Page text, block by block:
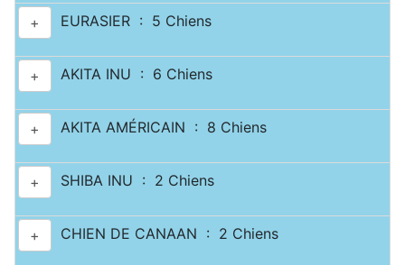
+ EURASIER : 5 Chiens
+ AKITA INU : 6 Chiens
+ AKITA AMÉRICAIN : 8 Chiens
+ SHIBA INU : 2 Chiens
+ CHIEN DE CANAAN : 2 Chiens